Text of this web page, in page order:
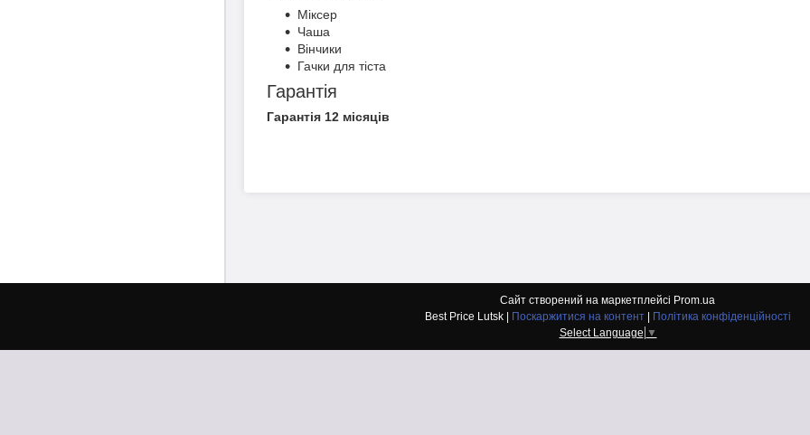
Міксер
Чаша
Вінчики
Гачки для тіста
Гарантія
Гарантія 12 місяців
Сайт створений на маркетплейсі Prom.ua
Best Price Lutsk | Поскаржитися на контент | Політика конфіденційності
Select Language ▼